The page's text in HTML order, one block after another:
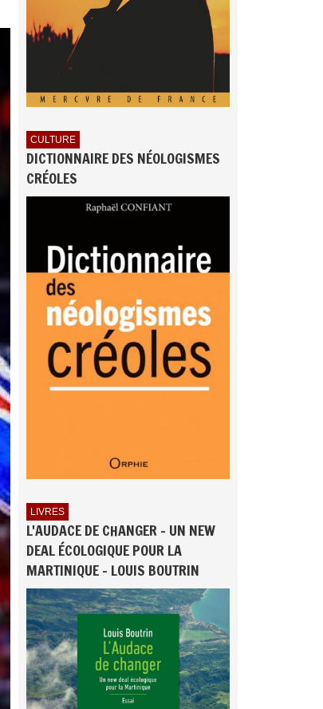
CULTURE
DICTIONNAIRE DES NÉOLOGISMES
CRÉOLES
LIVRES
L'AUDACE DE CHANGER - UN NEW
DEAL ÉCOLOGIQUE POUR LA
MARTINIQUE - LOUIS BOUTRIN